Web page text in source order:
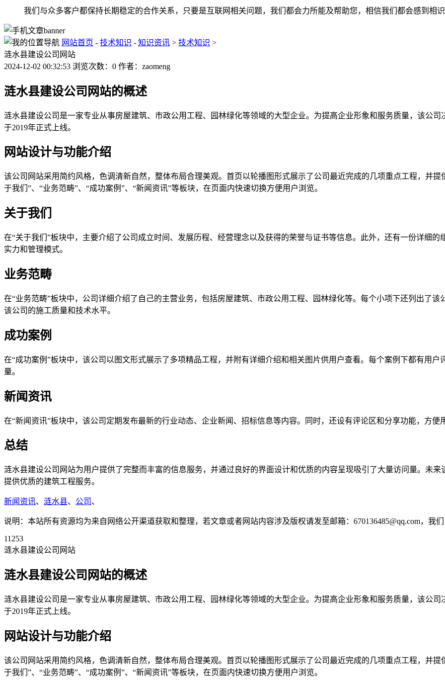
我们与众多客户都保持长期稳定的合作关系，只要是互联网相关问题，我们都会力所能及帮助您，相信我们都会感到相
网站首页 - 技术知识 - 知识资讯 > 技术知识 >
涟水县建设公司网站
2024-12-02 00:32:53 浏览次数：0 作者：zaomeng
涟水县建设公司网站的概述
涟水县建设公司是一家专业从事房屋建筑、市政公用工程、园林绿化等领域的大型企业。为提高企业形象和服务质量，该公
于2019年正式上线。
网站设计与功能介绍
该公司网站采用简约风格，色调清新自然，整体布局合理美观。首页以轮播图形式展示了公司最近完成的几项重点工程，并
于我们”、“业务范畴”、“成功案例”、“新闻资讯”等板块，在页面内快速切换方便用户浏览。
关于我们
在“关于我们”板块中，主要介绍了公司成立时间、发展历程、经营理念以及获得的荣誉与证书等信息。此外，还有一份详细
实力和管理模式。
业务范畴
在“业务范畴”板块中，公司详细介绍了自己的主营业务，包括房屋建筑、市政公用工程、园林绿化等。每个小项下还列出了
该公司的施工质量和技术水平。
成功案例
在“成功案例”板块中，该公司以图文形式展示了多项精品工程，并附有详细介绍和相关图片供用户查看。每个案例下都有用
量。
新闻资讯
在“新闻资讯”板块中，该公司定期发布最新的行业动态、企业新闻、招标信息等内容。同时，还设有评论区和分享功能，方便
总结
涟水县建设公司网站为用户提供了完整而丰富的信息服务，并通过良好的界面设计和优质的内容呈现吸引了大量访问量。未
提供优质的建筑工程服务。
新闻资讯、 涟水县、 公司 、
说明：本站所有资源均为来自网络公开渠道获取和整理，若文章或者网站内容涉及版权请发至邮箱：670136485@qq.com，我
11253
涟水县建设公司网站
涟水县建设公司网站的概述
涟水县建设公司是一家专业从事房屋建筑、市政公用工程、园林绿化等领域的大型企业。为提高企业形象和服务质量，该公
于2019年正式上线。
网站设计与功能介绍
该公司网站采用简约风格，色调清新自然，整体布局合理美观。首页以轮播图形式展示了公司最近完成的几项重点工程，并
于我们”、“业务范畴”、“成功案例”、“新闻资讯”等板块，在页面内快速切换方便用户浏览。